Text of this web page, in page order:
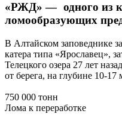
«РЖД» — одного из
ломообразующих
В Алтайском заповеднике
катера типа «Ярославец»,
Телецкого озера 27 лет
от берега, на глубине 10-17
750 000 тонн
Лома к переработке